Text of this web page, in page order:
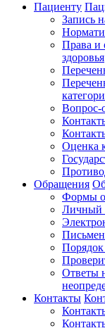
Пациенту
Запись
Права и
здоровья
Вопрос-
Оценка
Обращения
Формы
Личный
Ответы
Контакты